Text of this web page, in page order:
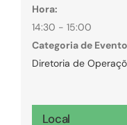
Hora:
14:30 - 15:00
Categoria de
Diretoria de
Local